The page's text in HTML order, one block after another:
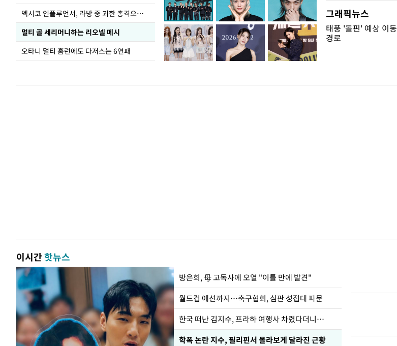
멕시코 인플루언서, 라방 중 괴한 총격으로 사망
멀티 골 세리머니하는 리오넬 메시
오타니 멀티 홈런에도 다저스는 6연패
그래픽뉴스
태풍 '돌핀' 예상 이동
경로
이시간핫뉴스
방은희, 母 고독사에 오열 "이틀 만에 발견"
월드컵 예선까지…축구협회, 심판 성접대 파문
한국 떠난 김지수, 프라하 여행사 차렸다더니…
학폭 논란 지수, 필리핀서 몰라보게 달라진 근황